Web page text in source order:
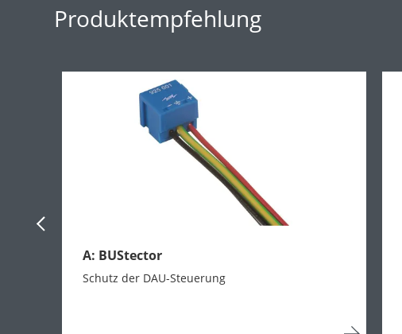
Produktempfehlung
Previous Slide
A: BUStector
Schutz der DAU-Steuerung